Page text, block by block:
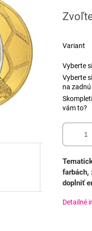
cena:
Variant
Vyberte
Vyberte
na
vám to?
farbách,
doplniť
Detailné